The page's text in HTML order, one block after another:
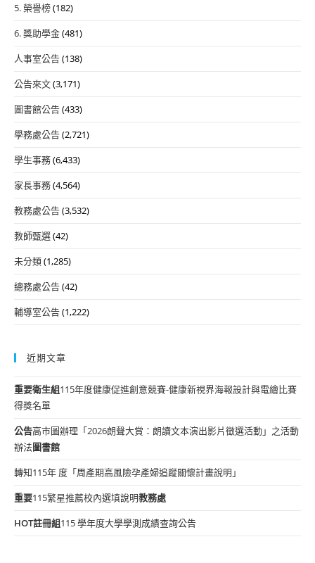
5. 榮譽榜(182)
6. 獎助學金(481)
人事室公告(138)
公告來文(3,171)
圖書館公告(433)
學務處公告(2,721)
學生事務(6,433)
家長事務(4,564)
教務處公告(3,532)
教師甄選(42)
未分類(1,285)
總務處公告(42)
輔導室公告(1,222)
近期文章
重要衛生組115年度健康促進創意競賽-健康新視界海報設計與電繪比賽
得獎名單
公告高市圖辦理「2026朗聲大賞：朗讀文本演出影片徵選活動」之活動
辦法圖書館
轉知115年 度「周產期高風險孕產婦追蹤關懷計畫說明」
重要115繁星推薦校內選填說明教務處
HOT註冊組115 學年度大學學測成績查詢公告